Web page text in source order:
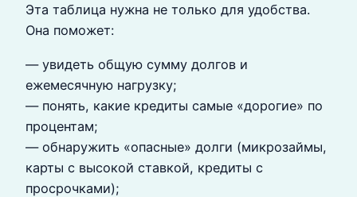
Эта таблица нужна не только для удобства.
Она поможет:
— увидеть общую сумму долгов и
ежемесячную нагрузку;
— понять, какие кредиты самые «дорогие» по
процентам;
— обнаружить «опасные» долги (микрозаймы,
карты с высокой ставкой, кредиты с
просрочками);